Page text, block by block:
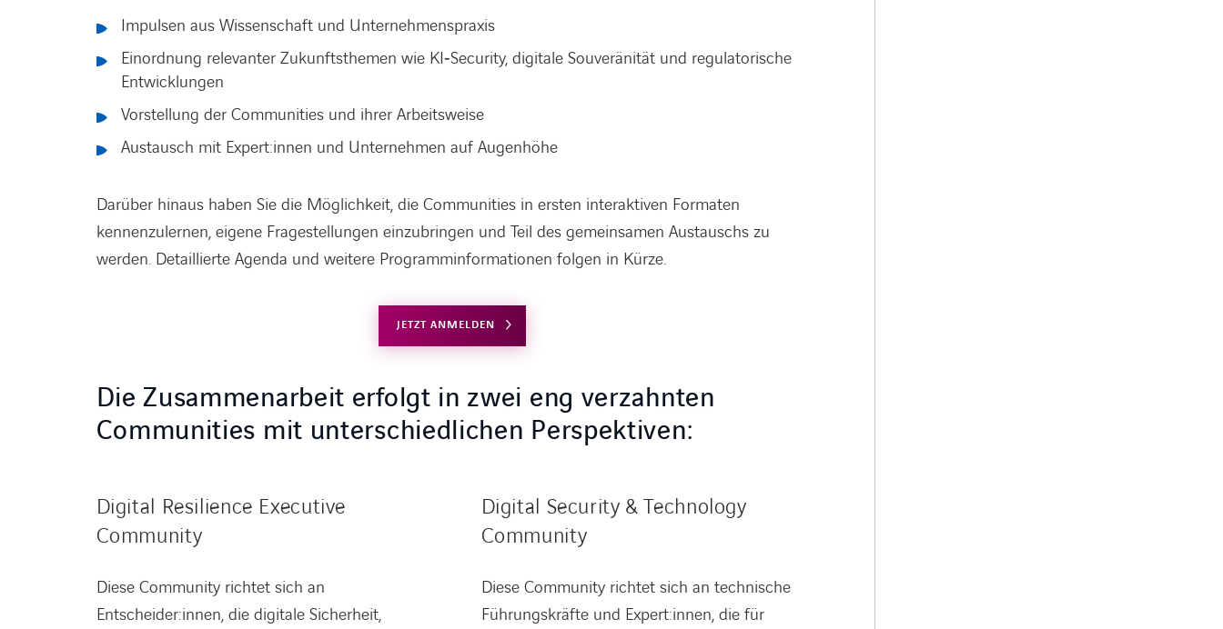
Impulsen aus Wissenschaft und Unternehmenspraxis
Einordnung relevanter Zukunftsthemen wie KI‑Security, digitale Souveränität und regulatorische
Entwicklungen
Vorstellung der Communities und ihrer Arbeitsweise
Austausch mit Expert:innen und Unternehmen auf Augenhöhe
Darüber hinaus haben Sie die Möglichkeit, die Communities in ersten interaktiven Formaten
kennenzulernen, eigene Fragestellungen einzubringen und Teil des gemeinsamen Austauschs zu
werden. Detaillierte Agenda und weitere Programminformationen folgen in Kürze.
JETZT ANMELDEN
Die Zusammenarbeit erfolgt in zwei eng verzahnten
Communities mit unterschiedlichen Perspektiven:
Digital Resilience Executive
Community
Diese Community richtet sich an
Entscheider:innen, die digitale Sicherheit,
Digital Security & Technology
Community
Diese Community richtet sich an technische
Führungskräfte und Expert:innen, die für